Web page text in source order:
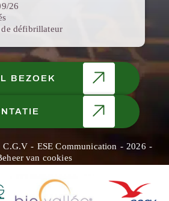
26
défibrillateur
BEZOEK
C.G.V ESE Communication
2026
van cookies